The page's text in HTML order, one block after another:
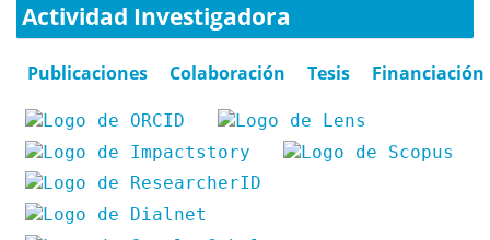
Actividad Investigadora
Publicaciones Colaboración Tesis Financiación